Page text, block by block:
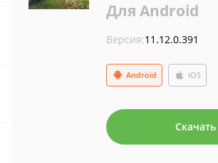
Для Android
Версия:11.12.0.391
iOS
Android
Скачать